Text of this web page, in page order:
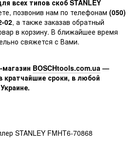
всех типов скоб STANLEY
позвонив нам по телефонам (050)
02, а также заказав обратный
в корзину. В ближайшее время
свяжется с Вами.
BOSCHtools.com.ua —
кратчайшие сроки, в любой
STANLEY FMHT6-70868